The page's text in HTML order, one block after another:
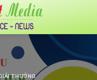
THƯỞNG